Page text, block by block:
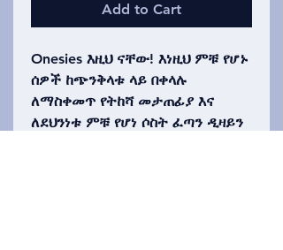
Add to Cart
Onesies እዚህ ናቸው! እነዚህ ምቹ የሆኑ
ሰዎች ከጭንቅላቱ ላይ በቀላሉ
ለማስቀመጥ የትከሻ መታጠፊያ እና
ለደህንነቱ ምቹ የሆነ ሶስት ፈጣን ዲዛይን